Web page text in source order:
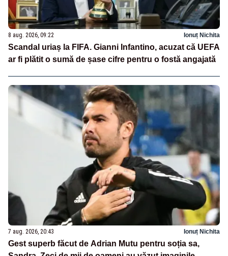
8 aug. 2026, 09:22 Ionuț Nichita
Scandal uriaș la FIFA. Gianni Infantino, acuzat că UEFA
ar fi plătit o sumă de șase cifre pentru o fostă angajată
7 aug. 2026, 20:43 Ionuț Nichita
Gest superb făcut de Adrian Mutu pentru soția sa,